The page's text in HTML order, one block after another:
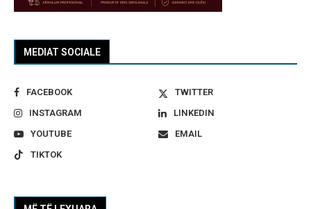
MEDIAT SOCIALE
FACEBOOK
TWITTER
INSTAGRAM
LINKEDIN
YOUTUBE
EMAIL
TIKTOK